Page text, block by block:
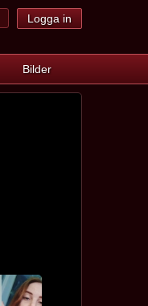
Bilder